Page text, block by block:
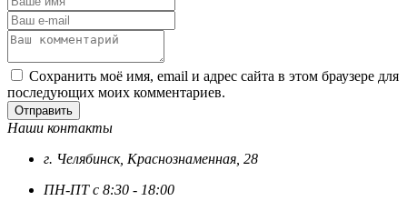
Сохранить моё имя, email и адрес сайта в этом браузере для
последующих моих комментариев.
Отправить
Наши контакты
г. Челябинск, Краснознаменная, 28
ПН-ПТ с 8:30 - 18:00